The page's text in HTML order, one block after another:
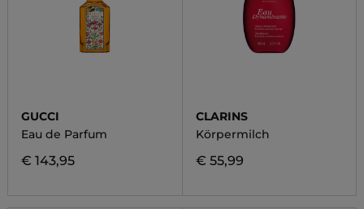
GUCCI
Eau de Parfum
€ 143,95
CLARINS
Körpermilch
€ 55,99